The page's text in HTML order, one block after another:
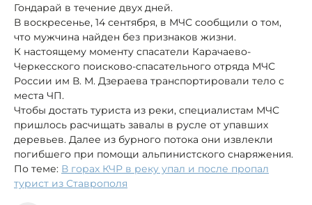
Гондарай в течение двух дней.
В воскресенье, 14 сентября, в МЧС сообщили о том,
что мужчина найден без признаков жизни.
К настоящему моменту спасатели Карачаево-
Черкесского поисково-спасательного отряда МЧС
России им В. М. Дзераева транспортировали тело с
места ЧП.
Чтобы достать туриста из реки, специалистам МЧС
пришлось расчищать завалы в русле от упавших
деревьев. Далее из бурного потока они извлекли
погибшего при помощи альпинистского снаряжения.
По теме: В горах КЧР в реку упал и после пропал
турист из Ставрополя